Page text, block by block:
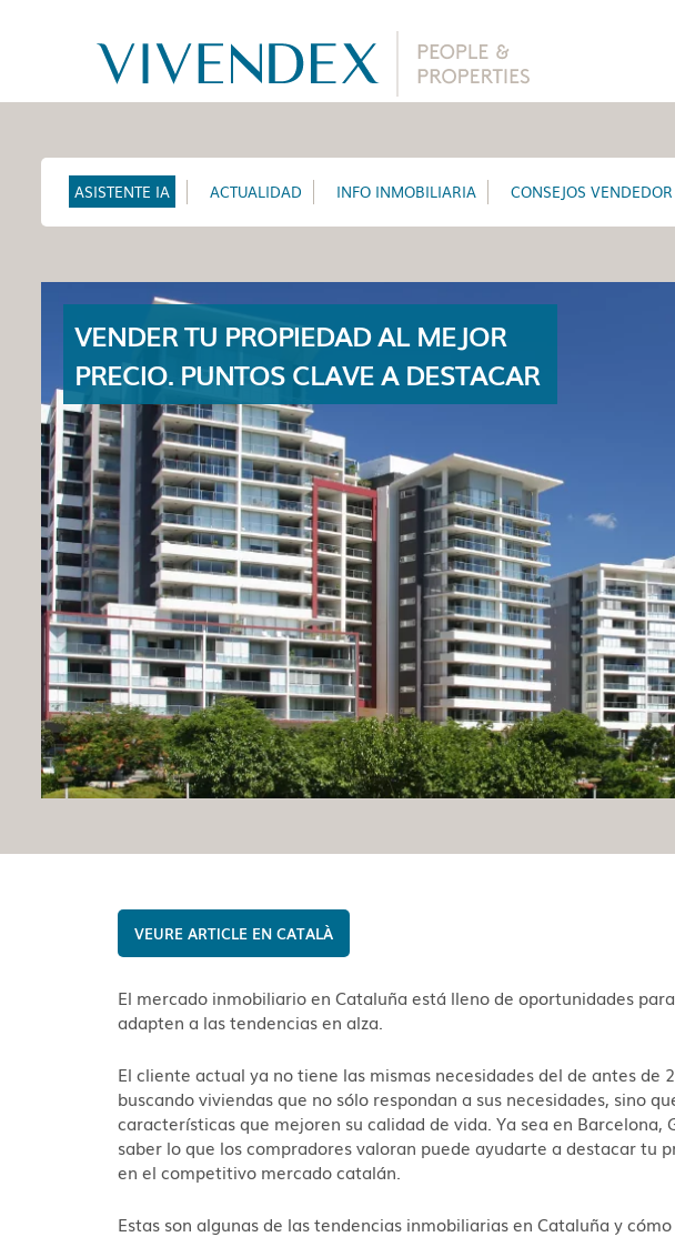
ASISTENTE IA ACTUALIDAD INFO INMOBILIARIA CONSEJOS VENDEDOR
VENDER TU PROPIEDAD AL MEJOR
PRECIO. PUNTOS CLAVE A DESTACAR
CATALÀ
El mercado inmobiliario en Cataluña está lleno de oportunidades
adapten a las tendencias en alza.
El cliente actual ya no tiene las mismas necesidades del de antes de
buscando viviendas que no sólo respondan a sus necesidades, sino
características que mejoren su calidad de vida. Ya sea en Barcelona,
saber lo que los compradores valoran puede ayudarte a destacar tu
en el competitivo mercado catalán.
Estas son algunas de las tendencias inmobiliarias en Cataluña y